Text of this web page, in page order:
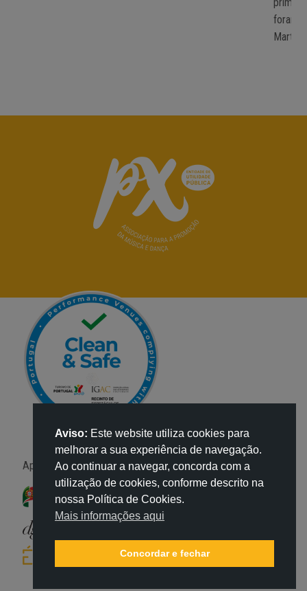
foram
Marta
Apoio:
Aviso: Este website utiliza cookies para
melhorar a sua experiência de navegação.
Ao continuar a navegar, concorda com a
utilização de cookies, conforme descrito na
nossa Política de Cookies.
Mais informações aqui
Concordar e fechar